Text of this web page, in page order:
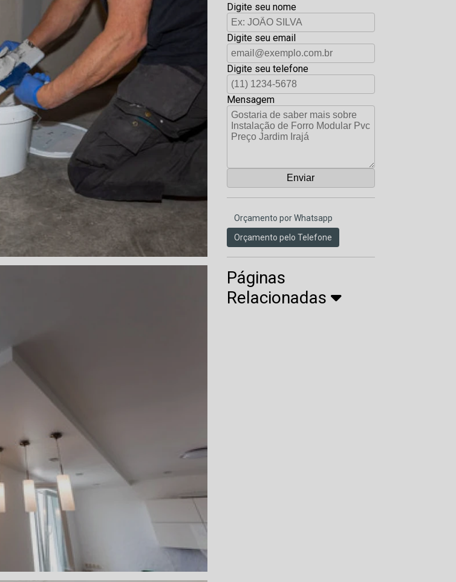
Digite seu nome
Digite seu email
Digite seu telefone
Mensagem
Orçamento por Whatsapp
Orçamento pelo Telefone
Páginas
Relacionadas